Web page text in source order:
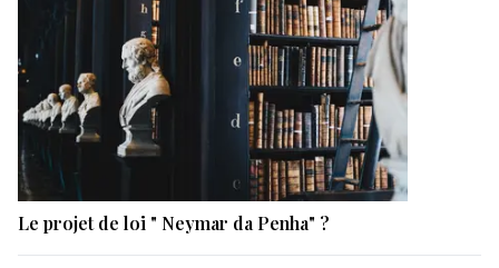
Le projet de loi " Neymar da Penha" ?